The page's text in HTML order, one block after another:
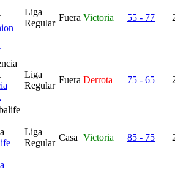
Liga
Regular
Fuera Victoria 55 - 77
Liga
Regular
Fuera Derrota 75 - 65
Liga
Regular
Casa Victoria 85 - 75